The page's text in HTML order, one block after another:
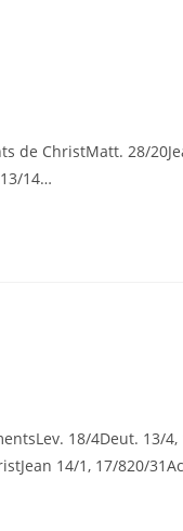
de ChristMatt. 28/
14…
18/4Deut. 13/
14/1, 17/820/